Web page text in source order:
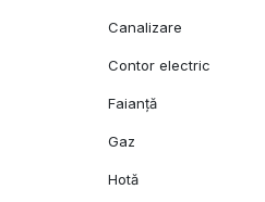
Canalizare
Contor electric
Faianță
Gaz
Hotă